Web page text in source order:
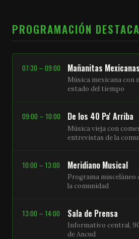
PROGRAMACIÓN
07:30 – 09:00 Mañanitas Mexicanas
Música mexicana con
estado del tiempo
09:00 – 10:00 De los 40 Pa' Arriba
Música vieja con
entrevistas de la
10:00 – 13:00 Meridiano Musical
Programa
la comunidad
13:00 – 14:00 Sala de Prensa
Informativo central,
de Ancud